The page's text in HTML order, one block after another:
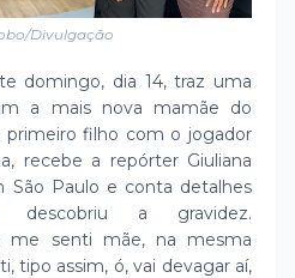
Divulgação
domingo, dia 14, traz uma
a mais nova mamãe do
primeiro filho com o jogador
recebe a repórter Giuliana
São Paulo e conta detalhes
a gravidez.
me senti mãe, na mesma
tipo assim, ó, vai devagar aí,